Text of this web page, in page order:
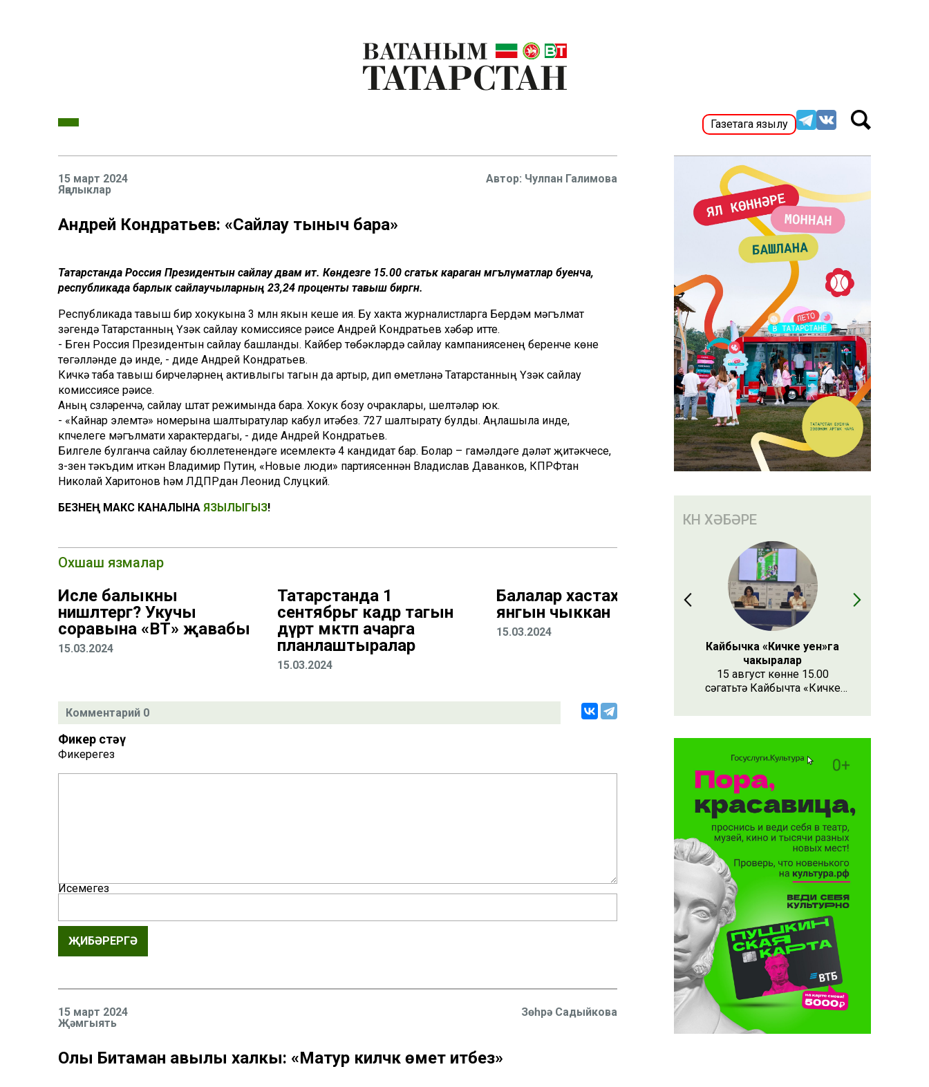
Газетага язылу
15 март 2024
Яңалыклар
Чулпан Галимова
Андрей Кондратьев: «Сайлау тыныч бара»
Татарстанда Россия Президентын сайлау дәвам итә. Көндезге 15.00 сәгатькә караган мәгълүматлар буенча,
республикада барлык сайлаучыларның 23,24 проценты тавыш биргән.
Республикада тавыш бирү хокукына 3 млн якын кеше ия. Бу хакта журналистларга Бердәм мәгълүмат
үзәгендә Татарстанның Үзәк сайлау комиссиясе рәисе Андрей Кондратьев хәбәр итте.
- Бүген Россия Президентын сайлау башланды. Кайбер төбәкләрдә сайлау кампаниясенең беренче көне
төгәлләнде дә инде, - диде Андрей Кондратьев.
Кичкә таба тавыш бирүчеләрнең активлыгы тагын да артыр, дип өметләнә Татарстанның Үзәк сайлау
комиссиясе рәисе.
Аның сүзләренчә, сайлау штат режимында бара. Хокук бозу очраклары, шелтәләр юк.
- «Кайнар элемтә» номерына шалтыратулар кабул итәбез. 727 шалтырату булды. Аңлашыла инде,
күпчелеге мәгълүмати характердагы, - диде Андрей Кондратьев.
Билгеле булганча сайлау бюллетенендәге исемлектә 4 кандидат бар. Болар – гамәлдәге дәүләт җитәкчесе,
үз-үзен тәкъдим иткән Владимир Путин, «Новые люди» партиясеннән Владислав Даванков, КПРФтан
Николай Харитонов һәм ЛДПРдан Леонид Слуцкий.
БЕЗНЕҢ МАКС КАНАЛЫНА ЯЗЫЛЫГЫЗ!
Охшаш язмалар
Исле балыкны
нишләтергә? Укучы
соравына «ВТ» җавабы
15.03.2024
Татарстанда 1
сентябрьгә кадәр тагын
дүрт мәктәп ачарга
планлаштыралар
15.03.2024
Балалар хастаханәсендә
янгын чыккан
15.03.2024
Комментарий 0
Фикер өстәү
Фикерегез
Исемегез
ҖИБӘРЕРГӘ
15 март 2024
Җәмгыять
Зөһрә Садыйкова
Олы Битаман авылы халкы: «Матур киләчәк өмет итәбез»
КӨН ХӘБӘРЕ
Кайбычка «Кичке уен»га
чакыралар
15 август көнне 15.00
сәгатьтә Кайбычта «Кичке
узачак. Анда республиканың
күрше Чувашия, Мари Эл
республикаларыннан иҗат
коллективлары катнаша.